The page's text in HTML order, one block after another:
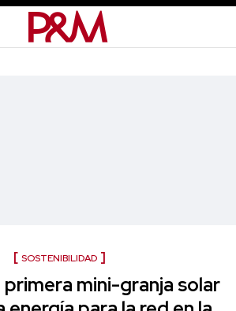
SOSTENIBILIDAD
primera mini-granja solar